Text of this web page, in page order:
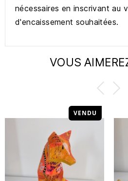
nécessaires en inscrivant au
d'encaissement souhaitées.
VOUS
VENDU